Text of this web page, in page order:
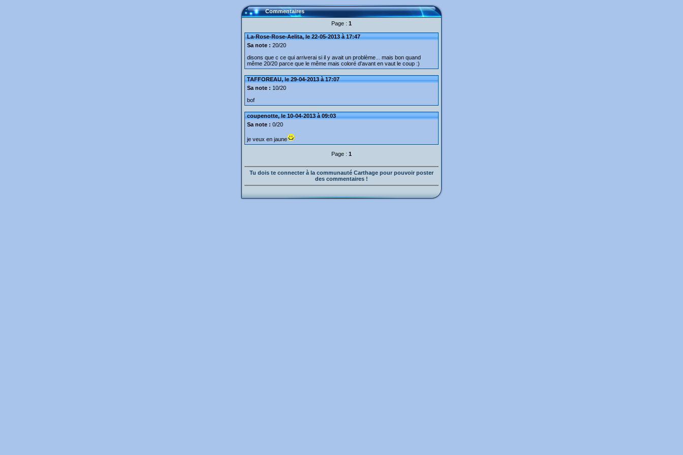
Commentaires
Page : 1
La-Rose-Rose-Aelita, le 22-05-2013 à 17:47
Sa note : 20/20
disons que c ce qui arriverai si il y avait un problème... mais bon quand
même 20/20 parce que le même mais coloré d'avant en vaut le coup :)
TAFFOREAU, le 29-04-2013 à 17:07
Sa note : 10/20
bof
coupenotte, le 10-04-2013 à 09:03
Sa note : 0/20
je veux en jaune
Page : 1
Tu dois te connecter à la communauté Carthage pour pouvoir poster
des commentaires !